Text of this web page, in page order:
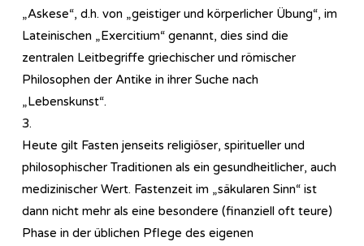
„Askese“, d.h. von „geistiger und körperlicher Übung“, im
Lateinischen „Exercitium“ genannt, dies sind die
zentralen Leitbegriffe griechischer und römischer
Philosophen der Antike in ihrer Suche nach
„Lebenskunst“.
3.
Heute gilt Fasten jenseits religiöser, spiritueller und
philosophischer Traditionen als ein gesundheitlicher, auch
medizinischer Wert. Fastenzeit im „säkularen Sinn“ ist
dann nicht mehr als eine besondere (finanziell oft teure)
Phase in der üblichen Pflege des eigenen